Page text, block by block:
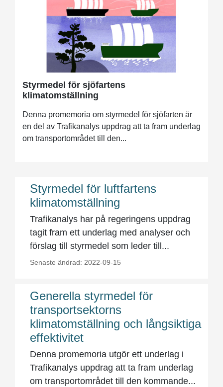
Styrmedel för sjöfartens
klimatomställning
Denna promemoria om styrmedel för sjöfarten är
en del av Trafikanalys uppdrag att ta fram underlag
om transportområdet till den...
Styrmedel för luftfartens
klimatomställning
Trafikanalys har på regeringens uppdrag
tagit fram ett underlag med analyser och
förslag till styrmedel som leder till...
Senaste ändrad: 2022-09-15
Generella styrmedel för
transportsektorns
klimatomställning och långsiktiga
effektivitet
Denna promemoria utgör ett underlag i
Trafikanalys uppdrag att ta fram underlag
om transportområdet till den kommande...